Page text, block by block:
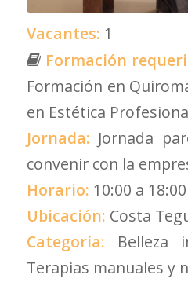
Vacantes: 1
Formación
Formación en
en Estética
Jornada: Jornada
convenir con la
Horario: 10:00 a
Ubicación: Costa
Categoría: Belleza
Terapias manuales y